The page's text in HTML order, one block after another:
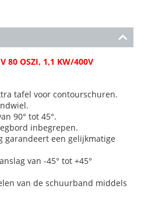
80 OSZI, 1,1 KW/400V
tafel voor contourschuren.
90° tot 45°.
inbegrepen.
garandeert een gelijkmatige
van -45° tot +45°
van de schuurband middels